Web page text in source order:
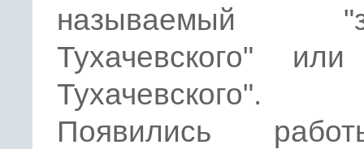
называемый
Тухачевского"
Тухачевского".
Появились